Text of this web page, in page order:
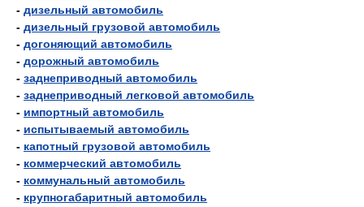
- дизельный автомобиль
- дизельный грузовой автомобиль
- догоняющий автомобиль
- дорожный автомобиль
- заднеприводный автомобиль
- заднеприводный легковой автомобиль
- импортный автомобиль
- испытываемый автомобиль
- капотный грузовой автомобиль
- коммерческий автомобиль
- коммунальный автомобиль
- крупногабаритный автомобиль